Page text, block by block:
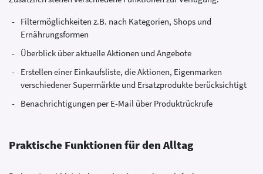
Filtermöglichkeiten z.B. nach Kategorien, Shops und
Ernährungsformen
Überblick über aktuelle Aktionen und Angebote
Erstellen einer Einkaufsliste, die Aktionen, Eigenmarken
verschiedener Supermärkte und Ersatzprodukte berücksichtigt
Benachrichtigungen per E-Mail über Produktrückrufe
Praktische Funktionen für den Alltag